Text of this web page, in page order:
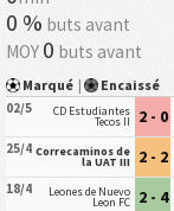
0 % buts avant
MOY 0 buts avant
Marqué | Encaissé
02/5 CD Estudiantes
Tecos II 2 - 0
25/4 Correcaminos de
la UAT III 2 - 2
18/4
Leones de Nuevo
Leon FC 2 - 4